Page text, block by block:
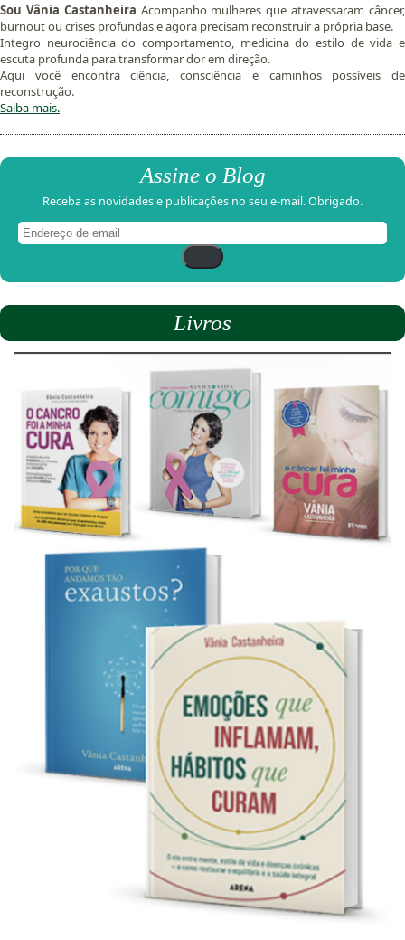
Sou Vânia Castanheira Acompanho mulheres que atravessaram câncer,
burnout ou crises profundas e agora precisam reconstruir a própria base.
Integro neurociência do comportamento, medicina do estilo de vida e
escuta profunda para transformar dor em direção.
Aqui você encontra ciência, consciência e caminhos possíveis de
reconstrução.
Saiba mais.
Assine o Blog
Receba as novidades e publicações no seu e-mail. Obrigado.
de
email
Livros